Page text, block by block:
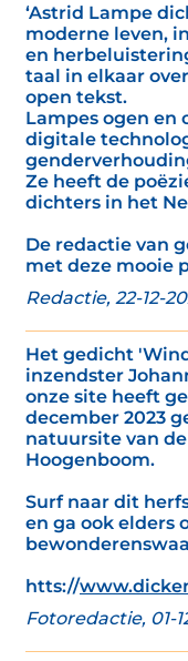
‘Astrid Lampe
moderne leven,
en
taal in elkaar
open tekst.
Lampes ogen en
digitale
Ze heeft de
dichters in het
De redactie van
met deze mooie
Redactie, 22-12-
Het gedicht
inzendster
onze site heeft
december 2023
natuursite van
Hoogenboom.
Surf naar dit
en ga ook elders
htts://
Fotoredactie, 01-